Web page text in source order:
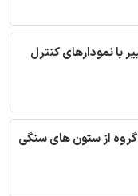
با نمودارهای کنترل
از ستون های سنگی